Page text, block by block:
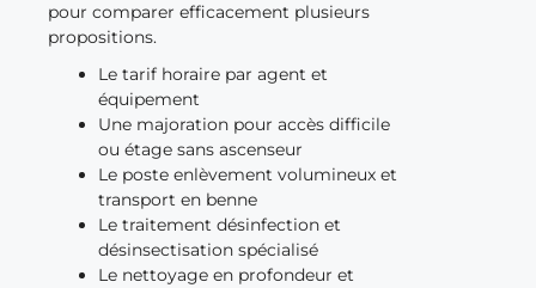
pour comparer efficacement plusieurs
propositions.
Le tarif horaire par agent et
équipement
Une majoration pour accès difficile
ou étage sans ascenseur
Le poste enlèvement volumineux et
transport en benne
Le traitement désinfection et
désinsectisation spécialisé
Le nettoyage en profondeur et